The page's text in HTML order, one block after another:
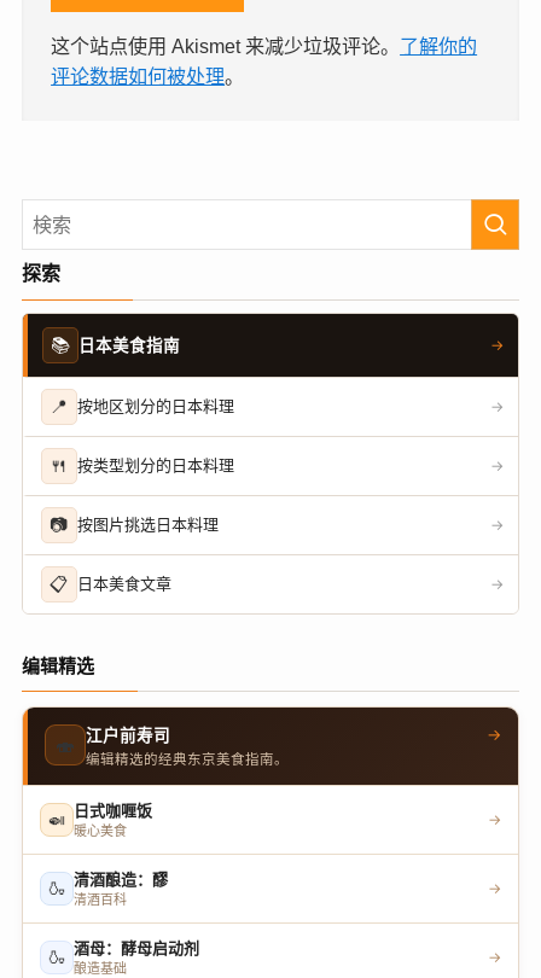
这个站点使用 Akismet 来减少垃圾评论。 了解你的
评论数据如何被处理。
探索
📚 日本美食指南 →
📍 按地区划分的日本料理 →
🍴 按类型划分的日本料理 →
📷 按图片挑选日本料理 →
📋 日本美食文章 →
编辑精选
🍣 江户前寿司
编辑精选的经典东京美食指南。
→
🍛 日式咖喱饭
暖心美食
→
🍶 清酒酿造：醪
清酒百科
→
🍶 酒母：酵母启动剂
酿造基础
→